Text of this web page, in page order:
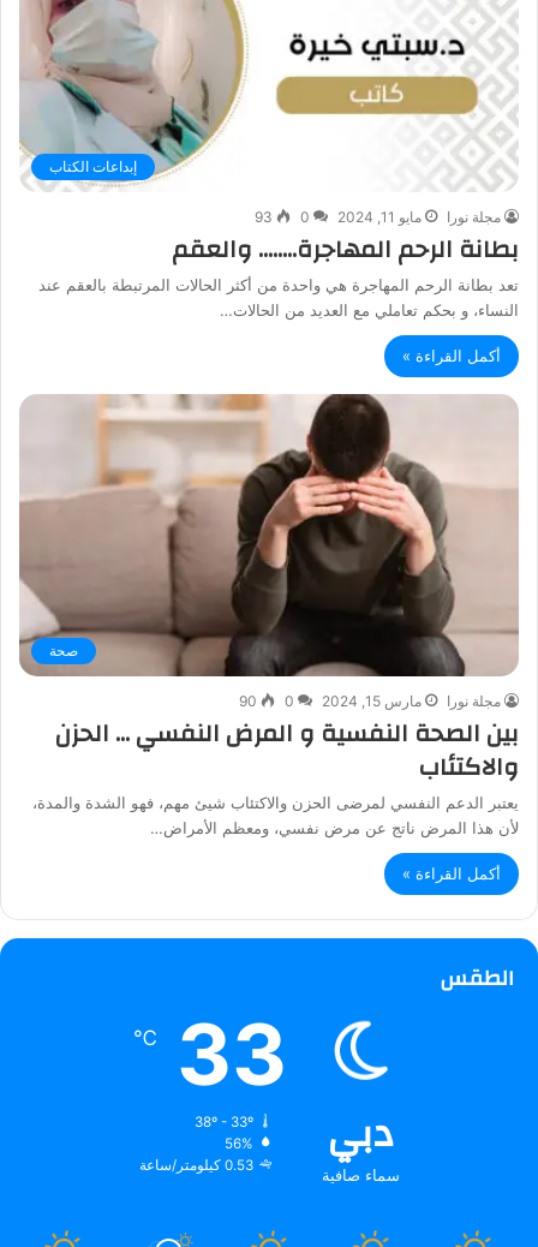
إبداعات الكتاب
مجلة نورا مايو 11, 2024 0
93
بطانة الرحم المهاجرة…….. والعقم
تعد بطانة الرحم المهاجرة هي واحدة من أكثر الحالات المرتبطة بالعقم عند
النساء، و بحكم تعاملي مع العديد من الحالات…
أكمل القراءة »
صحة
مجلة نورا مارس 15, 2024 0
90
بين الصحة النفسية و المرض النفسي … الحزن
والاكتئاب
يعتبر الدعم النفسي لمرضى الحزن والاكتئاب شيئ مهم، فهو الشدة والمدة،
لأن هذا المرض ناتج عن مرض نفسي، ومعظم الأمراض…
أكمل القراءة »
الطقس
دبي
سماء صافية
33
℃
38º - 33º
56%
0.53 كيلومتر/ساعة